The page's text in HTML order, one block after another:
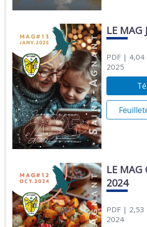
LE MAG
PDF| 4,04
2025
LE MAG
2024
PDF| 2,53
2024